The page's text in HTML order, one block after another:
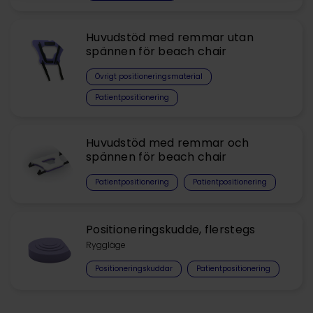
Huvudstöd med remmar utan
spännen för beach chair
Övrigt positioneringsmaterial
Patientpositionering
Huvudstöd med remmar och
spännen för beach chair
Patientpositionering Patientpositionering
Positioneringskudde, flerstegs
Ryggläge
Positioneringskuddar Patientpositionering